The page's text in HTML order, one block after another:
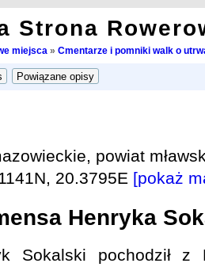
Strona
miejsca » Cmentarze i pomniki walk o
powiat
20.3795E [pokaż
Henryka
Sokalski pochodził z